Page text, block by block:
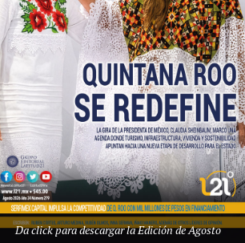
de Monterrey
Promoción turística con visión
1 abril, 2026
Industria global en
reconfiguración
Da click para descargar la Edición de Agosto